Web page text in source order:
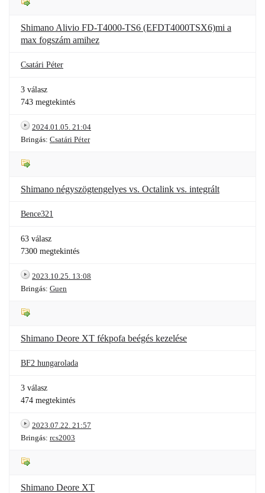
Shimano Alivio FD-T4000-TS6 (EFDT4000TSX6)mi a
max fogszám amihez
Csatári Péter
3 válasz
743 megtekintés
2024.01.05. 21:04
Bringás: Csatári Péter
Shimano négyszögtengelyes vs. Octalink vs. integrált
Bence321
63 válasz
7300 megtekintés
2023.10.25. 13:08
Bringás: Guen
Shimano Deore XT fékpofa beégés kezelése
BF2 hungarolada
3 válasz
474 megtekintés
2023.07.22. 21:57
Bringás: rcs2003
Shimano Deore XT